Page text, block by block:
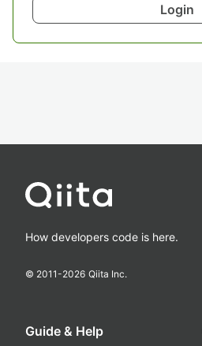
Login
How developers code is here.
© 2011-2026 Qiita Inc.
Guide & Help